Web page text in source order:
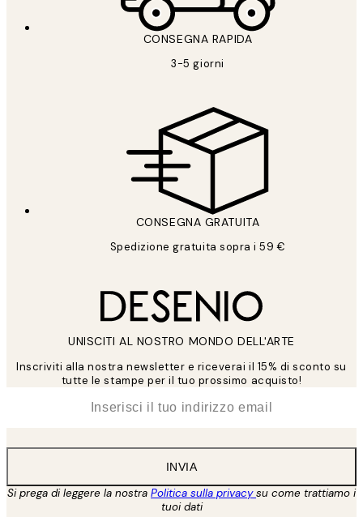
CONSEGNA RAPIDA
3-5 giorni
CONSEGNA GRATUITA
Spedizione gratuita sopra i 59 €
UNISCITI AL NOSTRO MONDO DELL'ARTE
Inscriviti alla nostra newsletter e riceverai il 15% di sconto su
tutte le stampe per il tuo prossimo acquisto!
INVIA
Si prega di leggere la nostra Politica sulla privacysu come trattiamo i
tuoi dati